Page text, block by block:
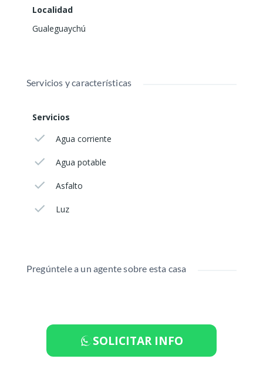
Localidad
Gualeguaychú
Servicios y características
Servicios
Agua corriente
Agua potable
Asfalto
Luz
Pregúntele a un agente sobre esta casa
SOLICITAR INFO